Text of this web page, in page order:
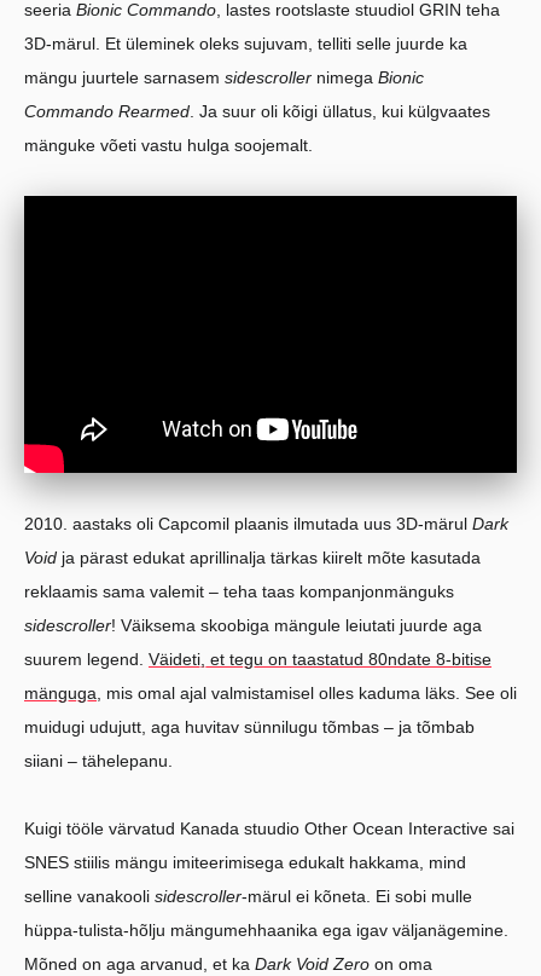
seeria Bionic Commando , lastes rootslaste stuudiol GRIN teha
3D-märul. Et üleminek oleks sujuvam, telliti selle juurde ka
mängu juurtele sarnasem sidescroller nimega Bionic
Commando Rearmed . Ja suur oli kõigi üllatus, kui külgvaates
mänguke võeti vastu hulga soojemalt.
2010. aastaks oli Capcomil plaanis ilmutada uus 3D-märul Dark
Void ja pärast edukat aprillinalja tärkas kiirelt mõte kasutada
reklaamis sama valemit – teha taas kompanjonmänguks
sidescroller! Väiksema skoobiga mängule leiutati juurde aga
suurem legend. Väideti, et tegu on taastatud 80ndate 8-bitise
mänguga, mis omal ajal valmistamisel olles kaduma läks. See oli
muidugi udujutt, aga huvitav sünnilugu tõmbas – ja tõmbab
siiani – tähelepanu.
Kuigi tööle värvatud Kanada stuudio Other Ocean Interactive sai
SNES stiilis mängu imiteerimisega edukalt hakkama, mind
selline vanakooli sidescroller-märul ei kõneta. Ei sobi mulle
hüppa-tulista-hõlju mängumehhaanika ega igav väljanägemine.
Mõned on aga arvanud, et ka Dark Void Zero on oma